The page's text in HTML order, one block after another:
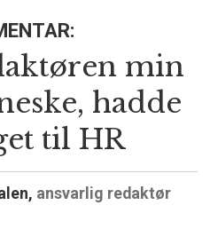
min
hadde
til HR
ansvarlig redaktør